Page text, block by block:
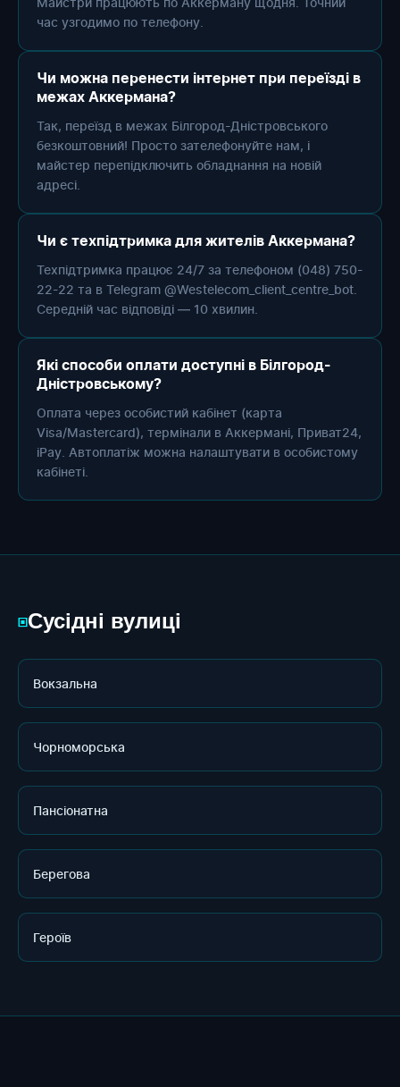
час узгодимо по телефону.
Чи можна перенести інтернет при переїзді в
межах Аккермана?
Так, переїзд в межах Білгород-Дністровського
безкоштовний! Просто зателефонуйте нам, і
майстер перепідключить обладнання на новій
адресі.
Чи є техпідтримка для жителів Аккермана?
Техпідтримка працює 24/7 за телефоном (048) 750-
22-22 та в Telegram @Westelecom_client_centre_bot.
Середній час відповіді — 10 хвилин.
Які способи оплати доступні в Білгород-
Дністровському?
Оплата через особистий кабінет (карта
Visa/Mastercard), термінали в Аккермані, Приват24,
iPay. Автоплатіж можна налаштувати в особистому
кабінеті.
▣Сусідні вулиці
Вокзальна
Чорноморська
Пансіонатна
Берегова
Героїв